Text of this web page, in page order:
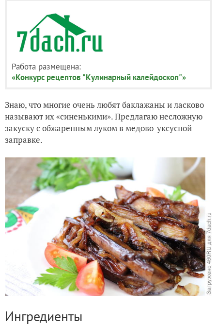
Работа размещена:
«Конкурс рецептов "Кулинарный калейдоскоп"»
Знаю, что многие очень любят баклажаны и ласково
называют их «синенькими». Предлагаю несложную
закуску с обжаренным луком в медово-уксусной
заправке.
Ингредиенты